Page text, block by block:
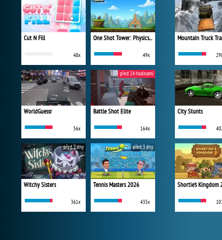
Cut N Fill
48x
One Shot Tower: Physics Destroyer
49x
WorldGuessr
56x
Battle Shot Elite
164x
před 24 hodinami
Witchy Sisters
361x
před 2 dny
Tennis Masters 2026
435x
před 3 dny
Mountain Truck
City Stunts
Shortie's Kingdom